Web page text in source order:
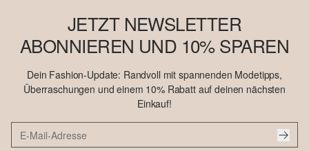
JETZT NEWSLETTER
ABONNIEREN UND 10% SPAREN
Dein Fashion-Update: Randvoll mit spannenden Modetipps,
Überraschungen und einem 10% Rabatt auf deinen nächsten
Einkauf!